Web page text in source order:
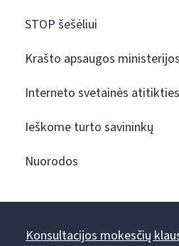
STOP šešėliui
Krašto apsaugos
Interneto svetainės
Ieškome turto savininkų
Nuorodos
Konsultacijos mokesčių